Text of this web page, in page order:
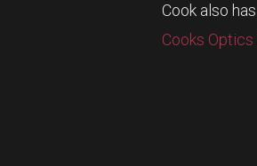
Cook also
Cooks Optics